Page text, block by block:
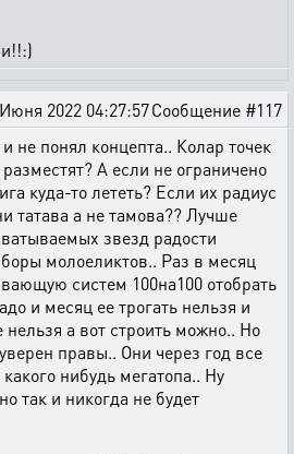
2022 04:27:57Сообщение #117
не понял концепта.. Колар точек
А если не ограничено
куда-то лететь? Если их радиус
татава а не тамова?? Лучше
звезд радости
молоеликтов.. Раз в месяц
систем 100на100 отобрать
и месяц ее трогать нельзя и
а вот строить можно.. Но
правы.. Они через год все
нибудь мегатопа.. Ну
так и никогда не будет